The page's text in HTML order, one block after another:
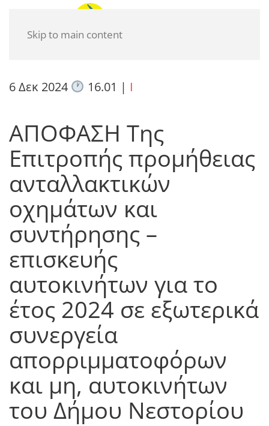
Skip to main content
6 Δεκ 2024 16.01 | I
ΑΠΟΦΑΣΗ Της
Επιτροπής προμήθειας
ανταλλακτικών
οχημάτων και
συντήρησης –
επισκευής
αυτοκινήτων για το
έτος 2024 σε εξωτερικά
συνεργεία
απορριμματοφόρων
και μη, αυτοκινήτων
του Δήμου Νεστορίου